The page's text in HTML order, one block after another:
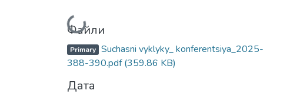
Вантажиться...
Файли
Primary Suchasni vyklyky_ konferentsiya_2025-
388-390.pdf(359.86 KB)
Дата